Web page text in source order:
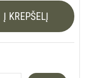
Į KREPŠELĮ